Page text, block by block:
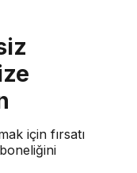
için fırsatı